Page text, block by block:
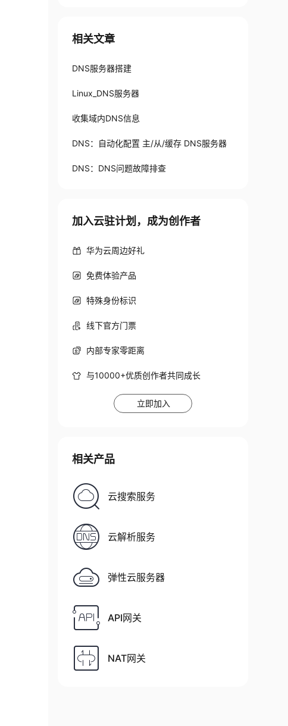
相关文章
DNS服务器搭建
Linux_DNS服务器
收集域内DNS信息
DNS：自动化配置 主/从/缓存 DNS服务器
DNS：DNS问题故障排查
加入云驻计划，成为创作者
华为云周边好礼
免费体验产品
特殊身份标识
线下官方门票
内部专家零距离
与10000+优质创作者共同成长
立即加入
相关产品
云搜索服务
云解析服务
弹性云服务器
API网关
NAT网关